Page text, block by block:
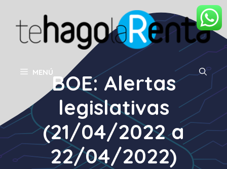
contenido
MENÚBOE: Alertas
legislativas
(21/04/2022 a
22/04/2022)